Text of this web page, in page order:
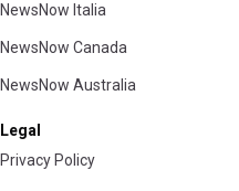
NewsNow Italia
NewsNow Canada
NewsNow Australia
Legal
Privacy Policy